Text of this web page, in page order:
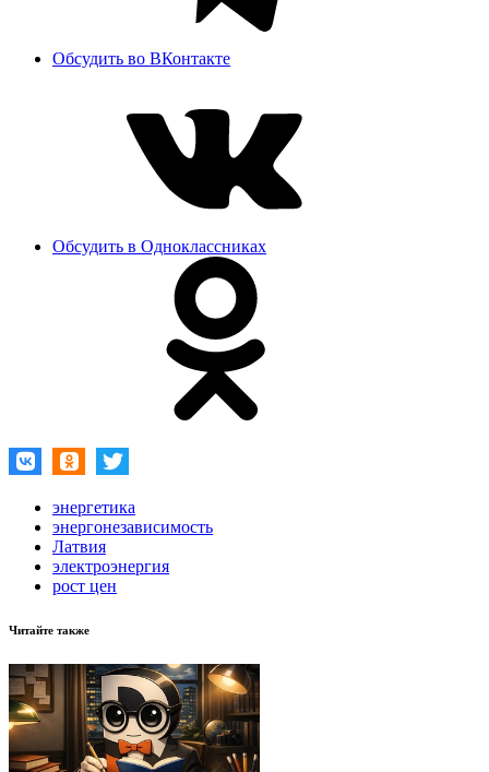
Обсудить во ВКонтакте
Обсудить в Одноклассниках
энергетика
энергонезависимость
Латвия
электроэнергия
рост цен
Читайте также